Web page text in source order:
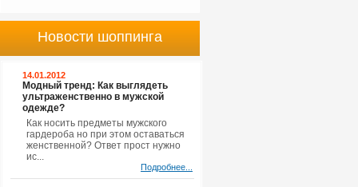
Новости шоппинга
14.01.2012
Модный тренд: Как выглядеть
ультраженственно в мужской
одежде?
Как носить предметы мужского
гардероба но при этом оставаться
женственной? Ответ прост нужно
ис...
Подробнее...